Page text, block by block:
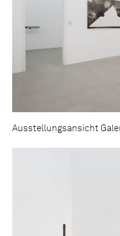
Ausstellungsansicht